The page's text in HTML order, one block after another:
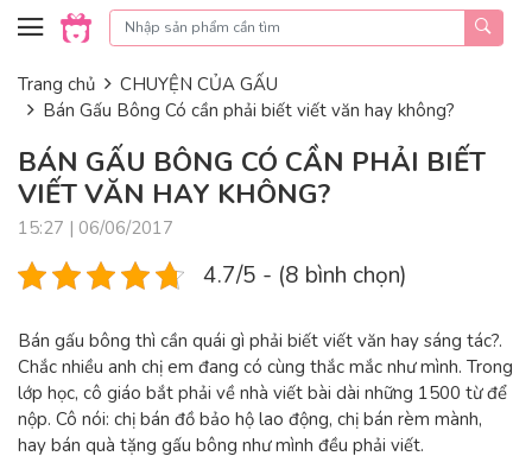
Skip to content
Trang chủ
CHUYỆN CỦA GẤU
Bán Gấu Bông Có cần phải biết viết văn hay không?
BÁN GẤU BÔNG CÓ CẦN PHẢI BIẾT
VIẾT VĂN HAY KHÔNG?
15:27 | 06/06/2017
4.7/5 - (8 bình chọn)
Bán gấu bông thì cần quái gì phải biết viết văn hay sáng tác?.
Chắc nhiều anh chị em đang có cùng thắc mắc như mình. Trong
lớp học, cô giáo bắt phải về nhà viết bài dài những 1500 từ để
nộp. Cô nói: chị bán đồ bảo hộ lao động, chị bán rèm mành,
hay bán quà tặng gấu bông như mình đều phải viết.